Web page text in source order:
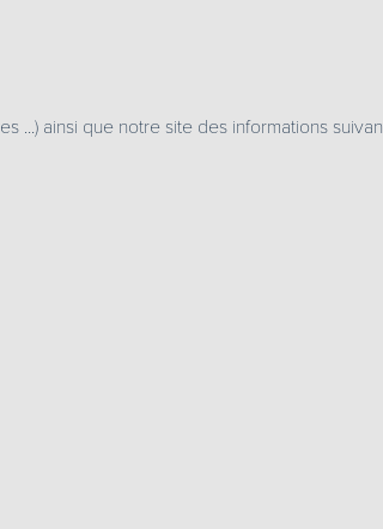
...) ainsi que notre site des informations